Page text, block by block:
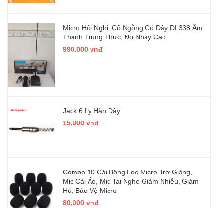
Micro Hội Nghị, Cổ Ngỗng Có Dây DL338 Âm
Thanh Trung Thực, Độ Nhạy Cao
990,000 vnđ
Jack 6 Ly Hàn Dây
15,000 vnđ
Combo 10 Cái Bông Lọc Micro Trợ Giảng,
Mic Cài Áo, Mic Tai Nghe Giảm Nhiễu, Giảm
Hú, Bảo Vệ Micro
80,000 vnđ